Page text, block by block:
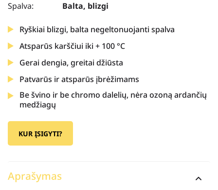
Spalva:
Balta, blizgi
Ryškiai blizgi, balta negeltonuojanti spalva
Atsparūs karščiui iki + 100 °C
Gerai dengia, greitai džiūsta
Patvarūs ir atsparūs įbrėžimams
Be švino ir be chromo dalelių, nėra ozoną ardančių
medžiagų
KUR ĮSIGYTI?
Aprašymas